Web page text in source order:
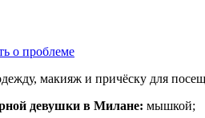
о проблеме
макияж и причёску для
девушки в Милане: мышкой;